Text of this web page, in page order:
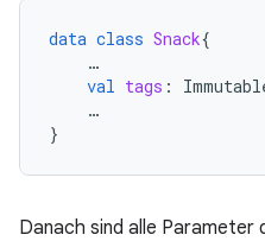
data class Snack{
…
val tags :
…
}
Danach sind alle Parameter